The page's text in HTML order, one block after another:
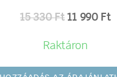
15 330Ft 11 990 Ft
Raktáron